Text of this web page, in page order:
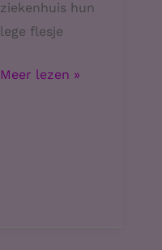
ziekenhuis hun
lege flesje
Coronavirus
Meer lezen »